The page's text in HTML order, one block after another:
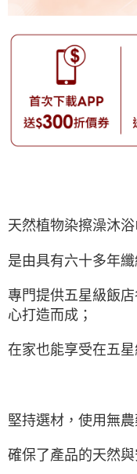
天然植物染擦澡沐浴
是由具有六十多年
專門提供五星級飯
心打造而成；
在家也能享受在五
堅持選材，使用無
確保了產品的天然與